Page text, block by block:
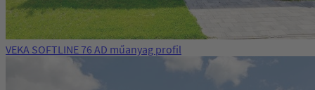
VEKA SOFTLINE 76 AD műanyag profil